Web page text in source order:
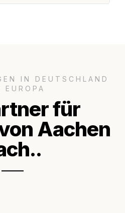
IN DEUTSCHLAND
EUROPA
für
Aachen